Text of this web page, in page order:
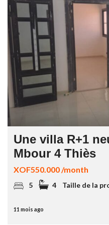
Une villa R+1
Mbour 4 Thiès
XOF550.000 /month
5 4 Taille de la
11 mois ago